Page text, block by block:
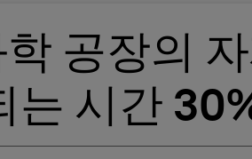
공장의
는 시간